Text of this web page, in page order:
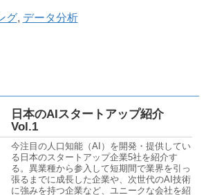
グ, データ分析
日本のAIスタートアップ紹介
Vol.1
今注目の人口知能（AI）を開発・提供してい
る日本のスタートアップ企業5社を紹介す
る。異業種から参入して短期間で業界を引っ
張るまでに成長した企業や、次世代のAI技術
に強みを持つ企業など、ユニークな会社を紹